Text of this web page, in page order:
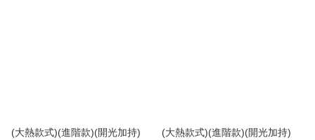
(大熱款式)(進階款)(開光加持)
(大熱款式)(進階款)(開光加持)